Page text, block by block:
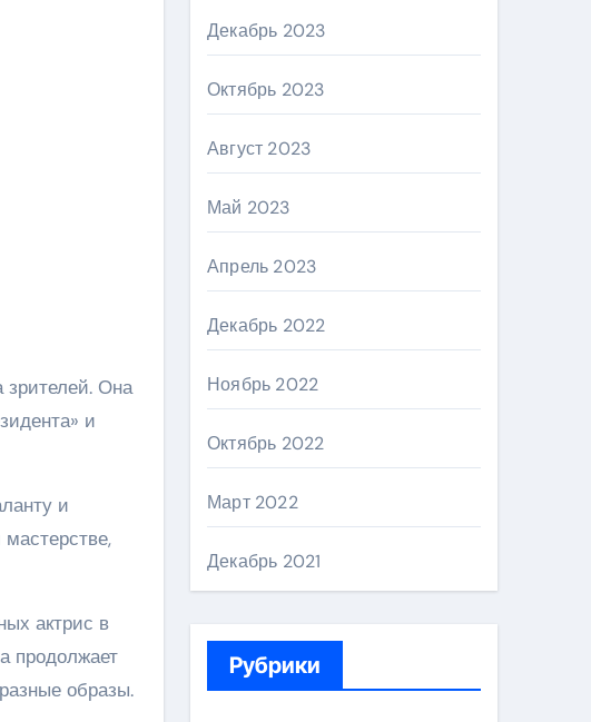
зрителей. Она
и
и
актрис в
продолжает
образы.
Декабрь 2023
Октябрь 2023
Август 2023
Май 2023
Апрель 2023
Декабрь 2022
Ноябрь 2022
Октябрь 2022
Март 2022
Декабрь 2021
Рубрики